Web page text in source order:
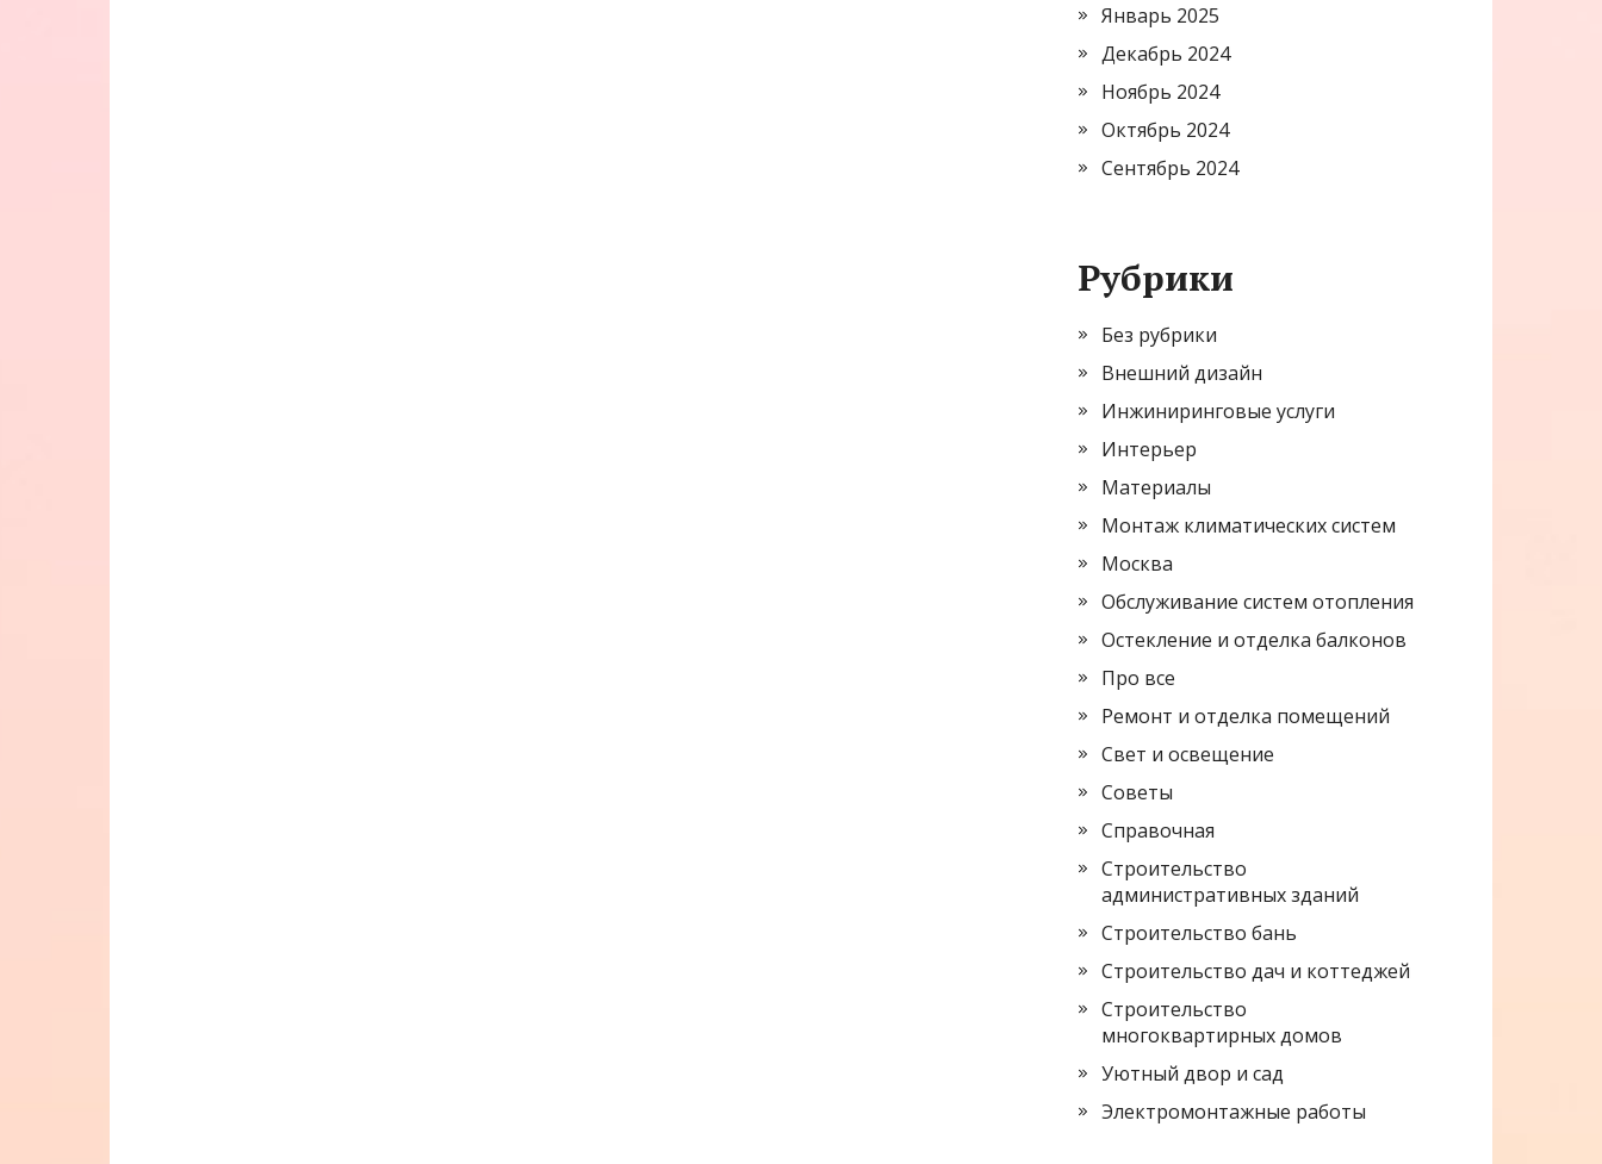
Январь 2025
Декабрь 2024
Ноябрь 2024
Октябрь 2024
Сентябрь 2024
Рубрики
Без рубрики
Внешний дизайн
Инжиниринговые услуги
Интерьер
Материалы
Монтаж климатических систем
Москва
Обслуживание систем отопления
Остекление и отделка балконов
Про все
Ремонт и отделка помещений
Свет и освещение
Советы
Справочная
Строительство
административных зданий
Строительство бань
Строительство дач и коттеджей
Строительство
многоквартирных домов
Уютный двор и сад
Электромонтажные работы